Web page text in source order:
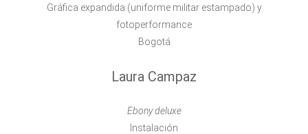
Gráfica expandida (uniforme militar estampado) y
fotoperformance
Bogotá
Laura Campaz
Ebony deluxe
Instalación